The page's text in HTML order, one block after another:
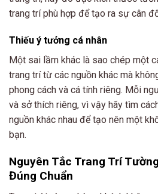
trang trí phù hợp để tạo ra sự cân
Thiếu ý tưởng cá nhân
Một sai lầm khác là sao chép một
trang trí từ các nguồn khác mà
phong cách và cá tính riêng. Mỗi
và sở thích riêng, vì vậy hãy tìm
nguồn khác nhau để tạo nên một
bạn.
Nguyên Tắc Trang Trí
Đúng Chuẩn